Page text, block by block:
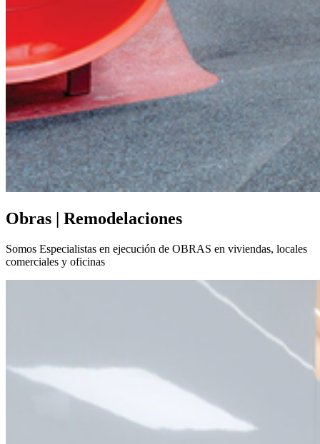
Obras | Remodelaciones
Somos Especialistas en ejecución de OBRAS en viviendas, locales
comerciales y oficinas